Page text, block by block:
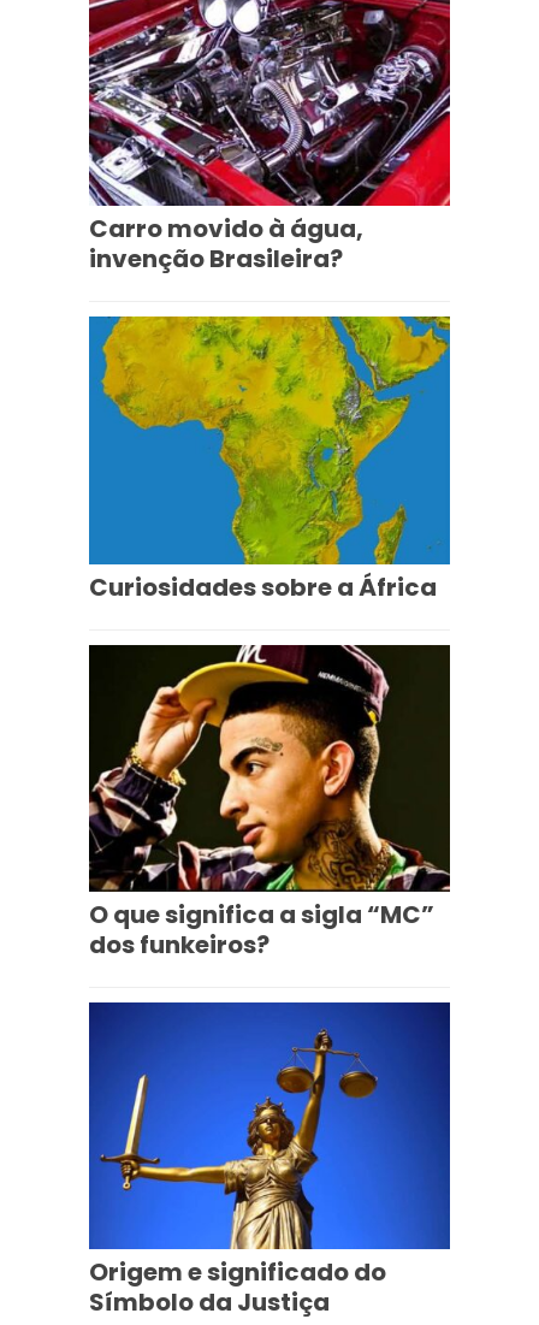
Carro movido à água,
invenção Brasileira?
Curiosidades sobre a África
O que significa a sigla “MC”
dos funkeiros?
Origem e significado do
Símbolo da Justiça